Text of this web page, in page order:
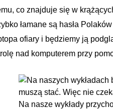
co znajduje się w
łamane są hasła Polaków
ofiary i będziemy ją
nad komputerem przy
Na nasze wykłady